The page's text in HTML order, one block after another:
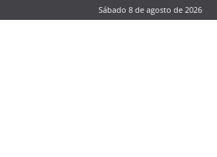
Sábado 8 de agosto de 2026